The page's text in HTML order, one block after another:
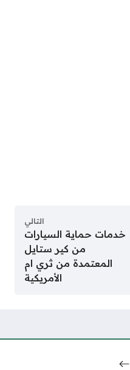
التالي
خدمات حماية السيارات
من كير ستايل
المعتمدة من ثري ام
الأمريكية